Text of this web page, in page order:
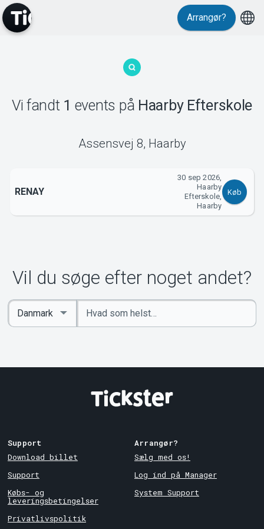
MyTickster
Arrangør?
Vi fandt 1 events på Haarby Efterskole
Assensvej 8, Haarby
RENAY
30 sep 2026,
Haarby
Efterskole,
Haarby
Køb
Vil du søge efter noget andet?
Indtast
søgeord
Select
Country
Support
Download billet
Support
Købs- og
leveringsbetingelser
Privatlivspolitik
Arrangør?
Sælg med os!
Log ind på Manager
System Support